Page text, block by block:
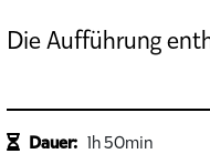
Die Aufführung
Dauer: 1h 50min